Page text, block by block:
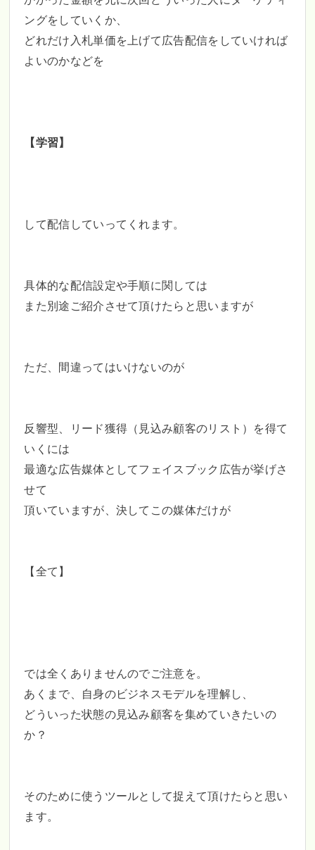
ングをしていくか、
どれだけ入札単価を上げて広告配信をしていければ
よいのかなどを
【学習】
して配信していってくれます。
具体的な配信設定や手順に関しては
また別途ご紹介させて頂けたらと思いますが
ただ、間違ってはいけないのが
反響型、リード獲得（見込み顧客のリスト）を得て
いくには
最適な広告媒体としてフェイスブック広告が挙げさ
せて
頂いていますが、決してこの媒体だけが
【全て】
では全くありませんのでご注意を。
あくまで、自身のビジネスモデルを理解し、
どういった状態の見込み顧客を集めていきたいの
か？
そのために使うツールとして捉えて頂けたらと思い
ます。